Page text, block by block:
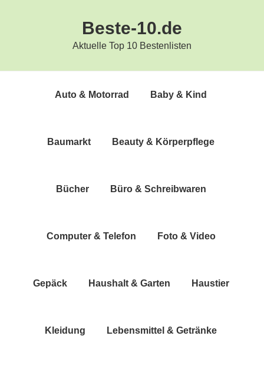
Beste-10.de
Aktuelle Top 10 Bestenlisten
Auto & Motorrad Baby & Kind
Bau­markt Beau­ty & Körperpflege
Bücher Büro & Schreibwaren
Com­pu­ter & Telefon Foto & Video
Gepäck Haus­halt & Garten Haus­tier
Klei­dung Lebens­mit­tel & Getränke